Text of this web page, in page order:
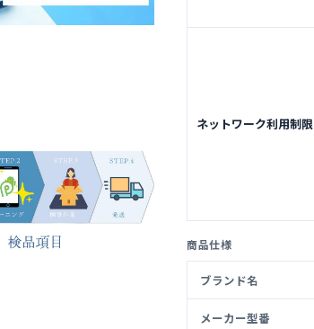
ネットワーク利用制限
商品仕様
ブランド名
メーカー型番